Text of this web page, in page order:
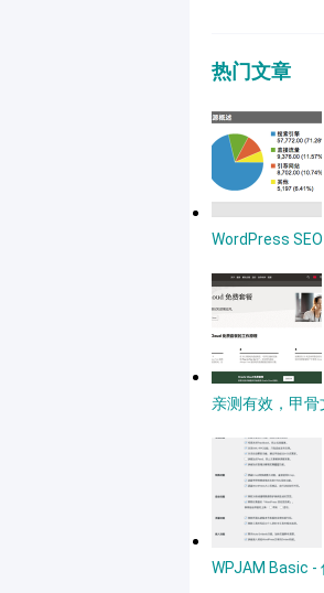
热门文章
WordPress
亲测有效，甲骨
WPJAM Basic -